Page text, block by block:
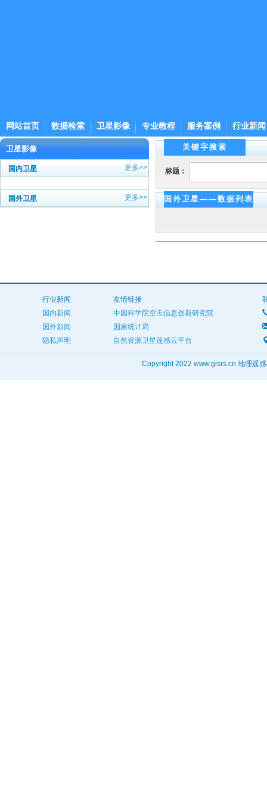
网站首页 数据检索 卫星影像 专业教程 服务案例 行业新闻
卫星影像
国内卫星 更多>>
国外卫星 更多>>
关键字搜索
标题：
国外卫星——数据列表
行业新闻
国内新闻
国外新闻
隐私声明
友情链接
中国科学院空天信息创新研究院
国家统计局
自然资源卫星遥感云平台
Copyright 2022 www.gisrs.cn 地理遥